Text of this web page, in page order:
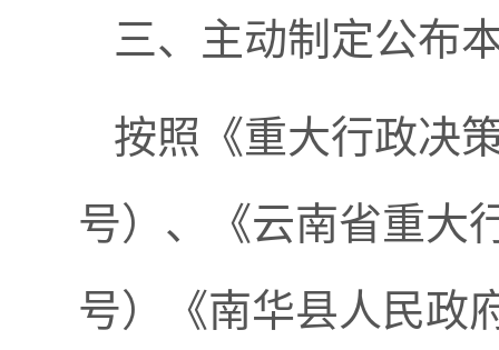
三、主动制定公布
按照《重大行政决
号）、《云南省重大
号）《南华县人民政